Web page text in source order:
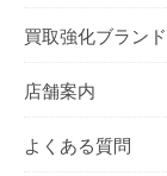
買取強化ブランド
店舗案内
よくある質問